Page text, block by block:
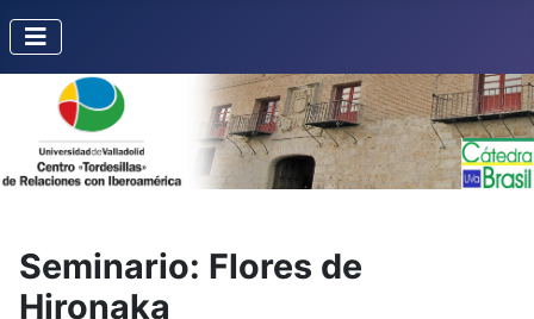
Seminario: Flores de
Hironaka